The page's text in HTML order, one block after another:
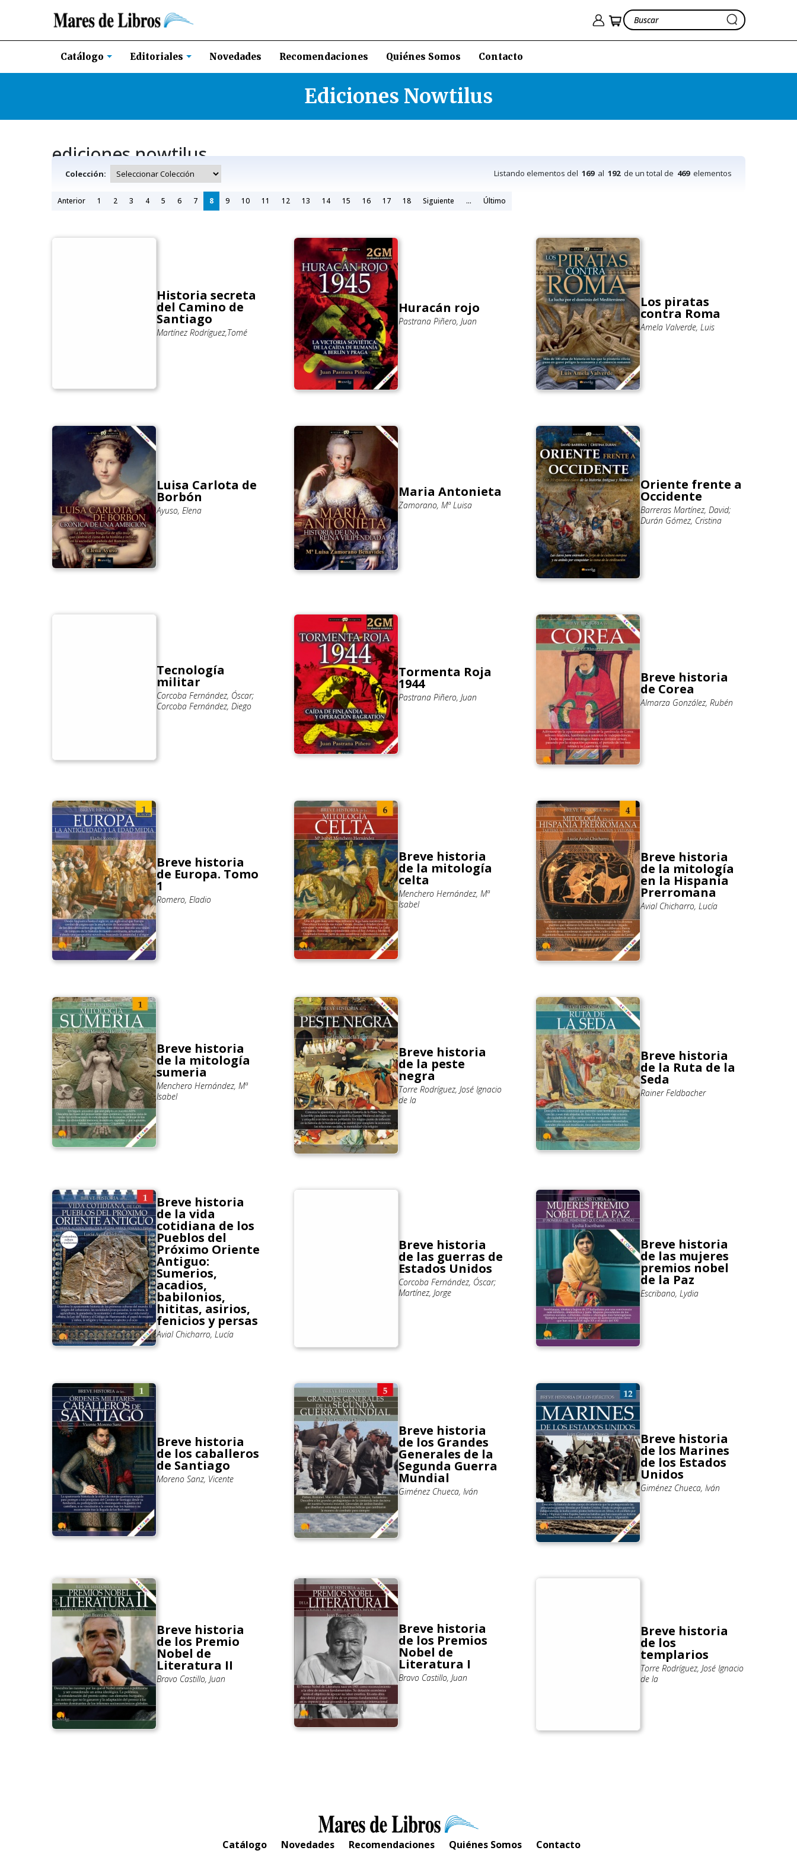
Catálogo Editoriales Novedades Recomendaciones Quiénes Somos Contacto
Ediciones Nowtilus
ediciones nowtilus
Colección: Listando elementos del 169al 192de un total de 469elementos
Anterior 1 2 3 4 5 6 7 8 9 10 11 12 13 14 15 16 17 18 Siguiente ... Último
Historia secreta
del Camino de
Santiago
Martínez Rodríguez,Tomé
Huracán rojo
Pastrana Piñero, Juan
Los piratas
contra Roma
Amela Valverde, Luis
Luisa Carlota de
Borbón
Ayuso, Elena
Maria Antonieta
Zamorano, Mª Luisa
Oriente frente a
Occidente
Barreras Martínez, David;
Durán Gómez, Cristina
Tecnología
militar
Corcoba Fernández, Óscar;
Corcoba Fernández, Diego
Tormenta Roja
1944
Pastrana Piñero, Juan
Breve historia
de Corea
Almarza González, Rubén
Breve historia
de Europa. Tomo
1
Romero, Eladio
Breve historia
de la mitología
celta
Menchero Hernández, Mª
Isabel
Breve historia
de la mitología
en la Hispania
Prerromana
Avial Chicharro, Lucía
Breve historia
de la mitología
sumeria
Menchero Hernández, Mª
Isabel
Breve historia
de la peste
negra
Torre Rodríguez, José Ignacio
de la
Breve historia
de la Ruta de la
Seda
Rainer Feldbacher
Breve historia
de la vida
cotidiana de los
Pueblos del
Próximo Oriente
Antiguo:
Sumerios,
acadios,
babilonios,
hititas, asirios,
fenicios y persas
Avial Chicharro, Lucía
Breve historia
de las guerras de
Estados Unidos
Corcoba Fernández, Óscar;
Martínez, Jorge
Breve historia
de las mujeres
premios nobel
de la Paz
Escribano, Lydia
Breve historia
de los caballeros
de Santiago
Moreno Sanz, Vicente
Breve historia
de los Grandes
Generales de la
Segunda Guerra
Mundial
Giménez Chueca, Iván
Breve historia
de los Marines
de los Estados
Unidos
Giménez Chueca, Iván
Breve historia
de los Premio
Nobel de
Literatura II
Bravo Castillo, Juan
Breve historia
de los Premios
Nobel de
Literatura I
Bravo Castillo, Juan
Breve historia
de los
templarios
Torre Rodríguez, José Ignacio
de la
Catálogo Novedades Recomendaciones Quiénes Somos Contacto